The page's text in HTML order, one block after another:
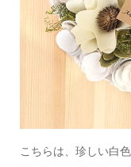
こちらは、珍しい白